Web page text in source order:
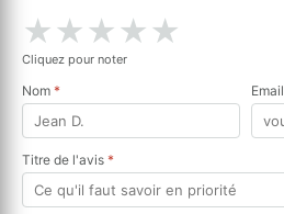
★★★★★
Cliquez pour noter
Nom * Email
Titre de l'avis *